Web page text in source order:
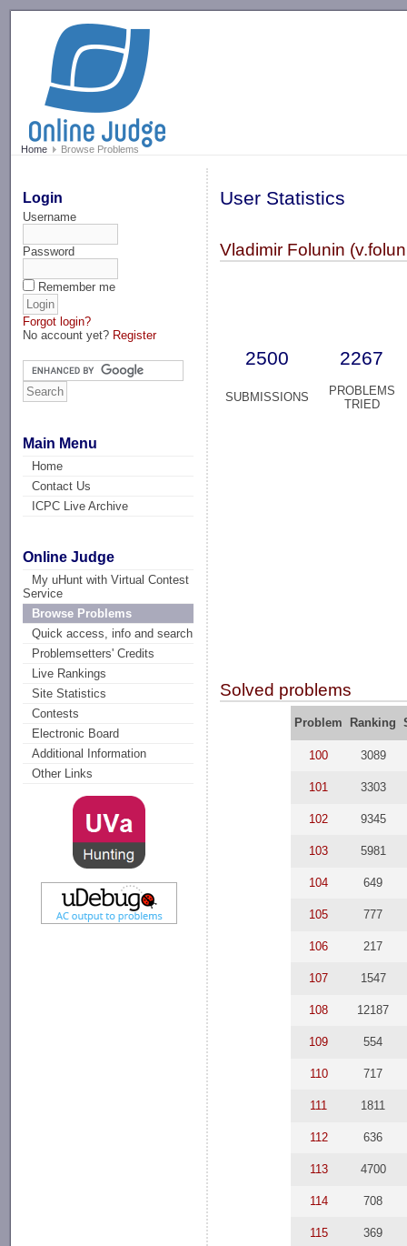
Home Browse Problems
Login
Username
Password
Remember me
Forgot login?
No account yet? Register
Main Menu
Home
Contact Us
ICPC Live Archive
Online Judge
My uHunt with Virtual Contest
Service
Browse Problems
Quick access, info and search
Problemsetters' Credits
Live Rankings
Site Statistics
Contests
Electronic Board
Additional Information
Other Links
User Statistics
Vladimir Folunin
2500 2267
SUBMISSIONS
PROBLEMS
TRIED
Solved problems
Problem Ranking
100 3089
101 3303
102 9345
103 5981
104 649
105 777
106 217
107 1547
108 12187
109 554
110 717
111 1811
112 636
113 4700
114 708
115 369